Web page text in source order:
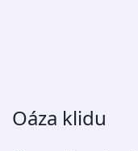
Oáza klidu